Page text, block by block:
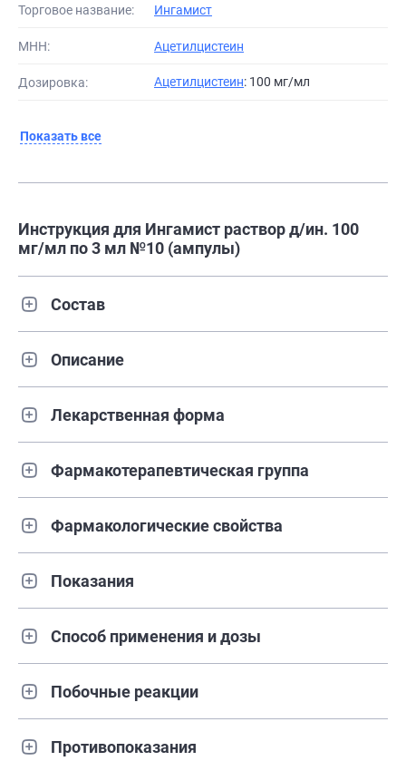
Торговое название: Ингамист
МНН: Ацетилцистеин
Дозировка: Ацетилцистеин: 100 мг/мл
Показать все
Инструкция для Ингамист раствор д/ин. 100
мг/мл по 3 мл №10 (ампулы)
Состав
Описание
Лекарственная форма
Фармакотерапевтическая группа
Фармакологические свойства
Показания
Способ применения и дозы
Побочные реакции
Противопоказания